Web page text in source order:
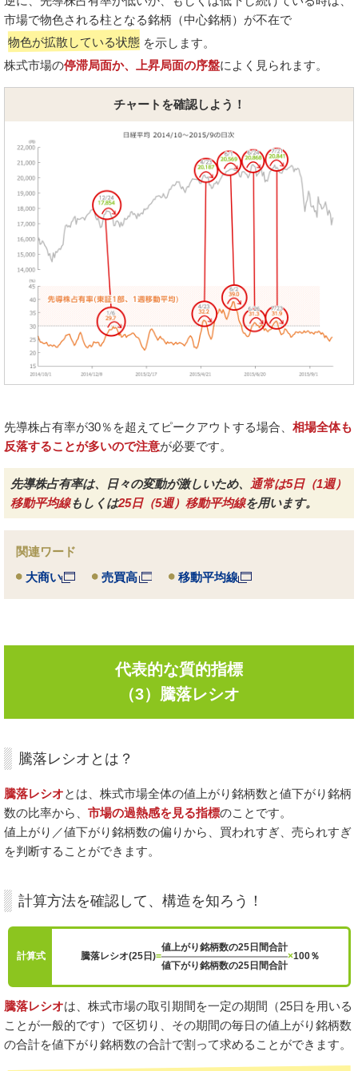
市場で物色される柱となる銘柄（中心銘柄）が不在で
物色が拡散している状態 を示します。
株式市場の停滞局面か、上昇局面の序盤によく見られます。
チャートを確認しよう！
先導株占有率が30％を超えてピークアウトする場合、 相場全体も
反落することが多いので注意が必要です。
先導株占有率は、日々の変動が激しいため、
通常は5日（1週）
移動平均線もしくは25日（5週）移動平均線を用います。
関連ワード
大商い
売買高 移動平均線
代表的な質的指標
（3）騰落レシオ
騰落レシオとは？
騰落レシオとは、株式市場全体の値上がり銘柄数と値下がり銘柄
数の比率から、 市場の過熱感を見る指標のことです。
値上がり／値下がり銘柄数の偏りから、買われすぎ、売られすぎ
を判断することができます。
計算方法を確認して、構造を知ろう！
計算式 騰落レシオ(25日)=
値上がり銘柄数の25日間合計
値下がり銘柄数の25日間合計
×100％
騰落レシオは、株式市場の取引期間を一定の期間（25日を用いる
ことが一般的です）で区切り、その期間の毎日の値上がり銘柄数
の合計を値下がり銘柄数の合計で割って求めることができます。